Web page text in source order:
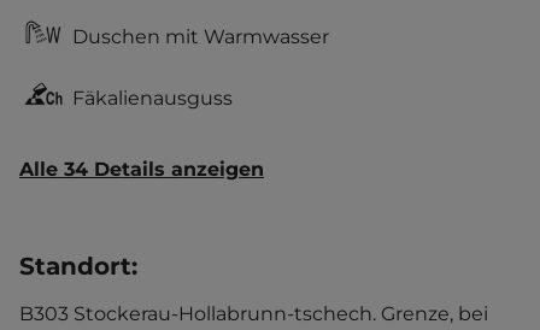
Duschen mit Warmwasser
Fäkalienausguss
Alle 34 Details anzeigen
Standort:
B303 Stockerau-Hollabrunn-tschech. Grenze, bei